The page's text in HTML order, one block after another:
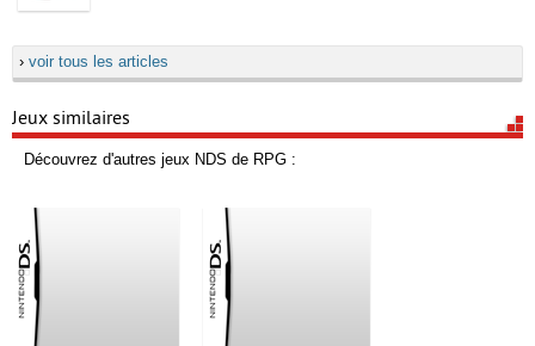
› voir tous les articles
Jeux similaires
Découvrez d'autres jeux NDS de RPG :